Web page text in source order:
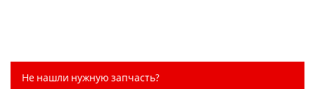
предлагаемых к продаже запасных частей для
Не нашли нужную запчасть?